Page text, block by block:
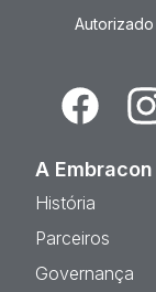
Facebook
A Embracon
História
Parceiros
Governança